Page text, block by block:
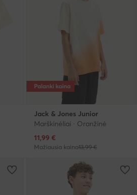
Palanki kaina
Jack & Jones Junior
Marškinėliai · Oranžinė
Dabartinė kaina
11,99 €
Mažiausia kaina13,99 €